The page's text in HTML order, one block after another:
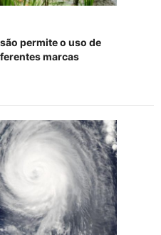
permite o uso de
marcas